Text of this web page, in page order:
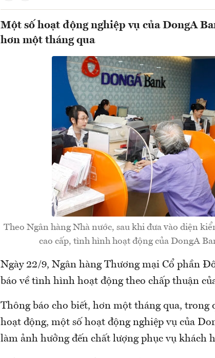
Một số hoạt động nghiệp vụ của DongA
hơn một tháng qua
Theo Ngân hàng Nhà nước, sau khi đưa vào diện
cao cấp, tình hình hoạt động của DongA
Ngày 22/9, Ngân hàng Thương mại Cổ phần
báo về tình hình hoạt động theo chấp thuận
Thông báo cho biết, hơn một tháng qua, trong
hoạt động, một số hoạt động nghiệp vụ của
làm ảnh hưởng đến chất lượng phục vụ khách